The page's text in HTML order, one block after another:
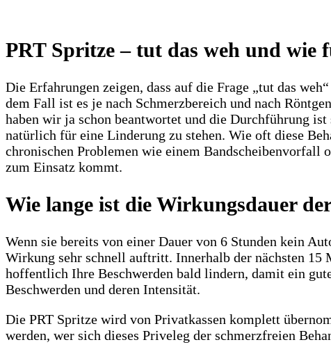
PRT Spritze – tut das weh und
Die Erfahrungen zeigen, dass auf die Frage „tut das
dem Fall ist es je nach Schmerzbereich und nach
haben wir ja schon beantwortet und die Durchführung
natürlich für eine Linderung zu stehen. Wie oft diese
chronischen Problemen wie einem Bandscheibenvorfall
zum Einsatz kommt.
Wie lange ist die Wirkungsdauer
Wenn sie bereits von einer Dauer von 6 Stunden kein
Wirkung sehr schnell auftritt. Innerhalb der nächsten
hoffentlich Ihre Beschwerden bald lindern, damit ein
Beschwerden und deren Intensität.
Die PRT Spritze wird von Privatkassen komplett
werden, wer sich dieses Priveleg der schmerzfreien